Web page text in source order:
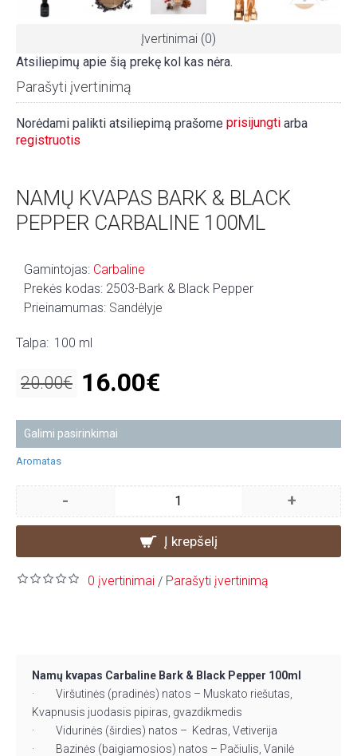
Įvertinimai (0)
Atsiliepimų apie šią prekę kol kas nėra.
Parašyti įvertinimą
Norėdami palikti atsiliepimą prašome prisijungti arba
registruotis
NAMŲ KVAPAS BARK & BLACK
PEPPER CARBALINE 100ML
Gamintojas: Carbaline
Prekės kodas: 2503-Bark & Black Pepper
Prieinamumas: Sandėlyje
Talpa: 100 ml
20.00€ 16.00€
Galimi pasirinkimai
Aromatas
- +
Į krepšelį
0 įvertinimai / Parašyti įvertinimą
Namų kvapas Carbaline Bark & Black Pepper 100ml
· Viršutinės (pradinės) natos – Muskato riešutas,
Kvapnusis juodasis pipiras, gvazdikmedis
· Vidurinės (širdies) natos – Kedras, Vetiverija
· Bazinės (baigiamosios) natos – Pačiulis, Vanilė